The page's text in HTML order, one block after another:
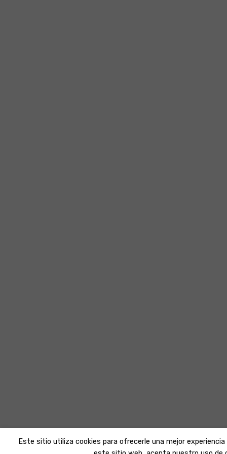
Este sitio utiliza cookies para ofrecerle una mejor experiencia